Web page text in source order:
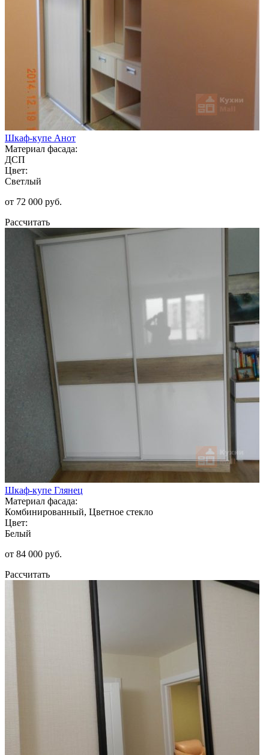
Шкаф-купе Анот
Материал фасада:
ДСП
Цвет:
Светлый
от 72 000 руб.
Рассчитать
Шкаф-купе Глянец
Материал фасада:
Комбинированный, Цветное стекло
Цвет:
Белый
от 84 000 руб.
Рассчитать